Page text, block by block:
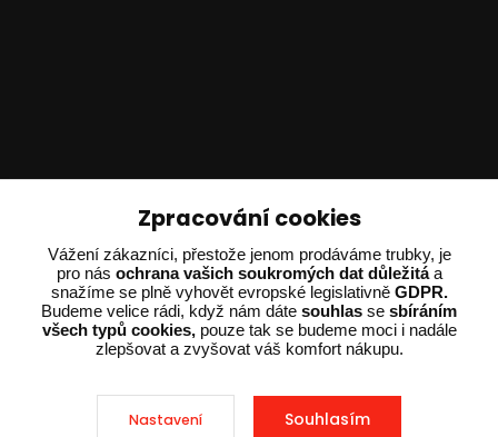
Ing. Adam Dvořák
+420 602 234 254
(Po-Pá 8:00 - 15:00)
potrebujiporadit@dvorak-karlik.cz
Zpracování cookies
Vážení zákazníci, přestože jenom prodáváme trubky, je
pro nás ochrana vašich soukromých dat důležitáa
snažíme se plně vyhovět evropské legislativně GDPR.
Budeme velice rádi, když nám dáte souhlas se sbíráním
všech typů cookies,pouze tak se budeme moci i nadále
zlepšovat a zvyšovat váš komfort nákupu.
Nastavení Souhlasím